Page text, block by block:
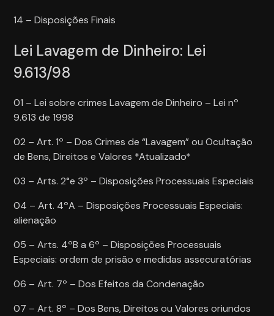
14 – Disposições Finais
Lei Lavagem de Dinheiro: Lei
9.613/98
01 – Lei sobre crimes Lavagem de Dinheiro – Lei nº
9.613 de 1998
02 – Art. 1º – Dos Crimes de “Lavagem” ou Ocultação
de Bens, Direitos e Valores *Atualizado*
03 – Arts. 2°e 3º – Disposições Processuais Especiais
04 – Art. 4ºA – Disposições Processuais Especiais:
alienação
05 – Arts. 4ºB a 6º – Disposições Processuais
Especiais: ordem de prisão e medidas assecuratórias
06 – Art. 7º – Dos Efeitos da Condenação
07 – Art. 8º – Dos Bens, Direitos ou Valores oriundos